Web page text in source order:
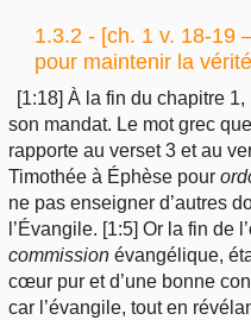
1.3.2 - [ch. 1 v. 18-19
pour maintenir la
[1:18] À la fin du chapitre
son mandat. Le mot grec
rapporte au verset 3 et au
Timothée à Éphèse pour
ne pas enseigner d’autres
l’Évangile. [1:5] Or la fin de
commission évangélique,
cœur pur et d’une bonne
car l’évangile, tout en